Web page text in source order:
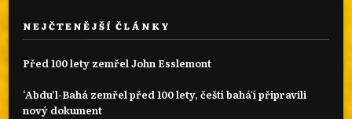
NEJČTENĚJŠÍ ČLÁNKY
Před 100 lety zemřel John Esslemont
‘Abdu’l-Bahá zemřel před 100 lety, čeští bahá'í připravili
nový dokument